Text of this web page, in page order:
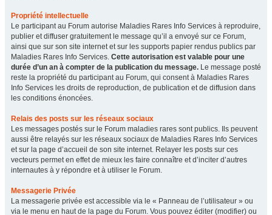
Propriété intellectuelle
Le participant au Forum autorise Maladies Rares Info Services à reproduire,
publier et diffuser gratuitement le message qu’il a envoyé sur ce Forum,
ainsi que sur son site internet et sur les supports papier rendus publics par
Maladies Rares Info Services. Cette autorisation est valable pour une
durée d’un an à compter de la publication du message. Le message posté
reste la propriété du participant au Forum, qui consent à Maladies Rares
Info Services les droits de reproduction, de publication et de diffusion dans
les conditions énoncées.
Relais des posts sur les réseaux sociaux
Les messages postés sur le Forum maladies rares sont publics. Ils peuvent
aussi être relayés sur les réseaux sociaux de Maladies Rares Info Services
et sur la page d’accueil de son site internet. Relayer les posts sur ces
vecteurs permet en effet de mieux les faire connaître et d’inciter d’autres
internautes à y répondre et à utiliser le Forum.
Messagerie Privée
La messagerie privée est accessible via le « Panneau de l’utilisateur » ou
via le menu en haut de la page du Forum. Vous pouvez éditer (modifier) ou